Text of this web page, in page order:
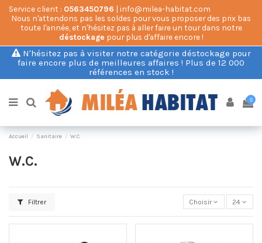
Service client : 0563450796 | info@milea-habitat.com
Nous n'attendons pas les soldes pour vous proposer des prix bas
toute l'année, et n'hésitez pas à aller faire un tour dans notre
déstockage pour plus d'affaire encore !
N'hésitez pas à visiter notre catégorie déstockage pour
faire encore plus de meilleures affaires ! Plus de 12 000
références en stock !
0
Accueil Sanitaire W.C.
W.C.
Filtrer Choisir 24